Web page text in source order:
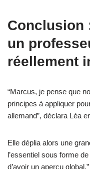
Conclusion
un
réellement
“Marcus, je pense que
principes à appliquer
allemand”, déclara Léa
Elle déplia alors une
l’essentiel sous forme
d’avoir un aperçu global.”